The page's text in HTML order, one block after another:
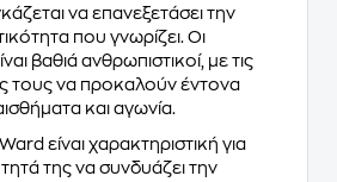
να επανεξετάσει την
που γνωρίζει. Οι
βαθιά ανθρωπιστικοί, με τις
τους να προκαλούν έντονα
και αγωνία.
είναι χαρακτηριστική για
της να συνδυάζει την